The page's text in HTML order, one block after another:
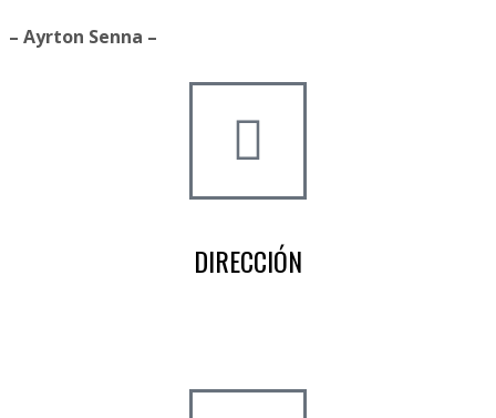
– Ayrton Senna –
DIRECCIÓN